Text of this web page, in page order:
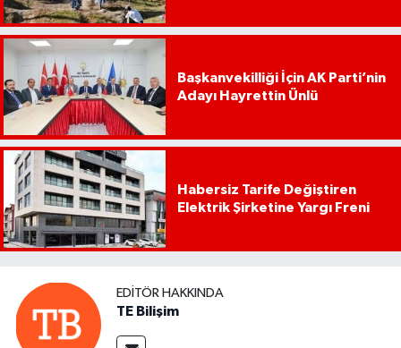
Başkanvekilliği İçin AK Parti’nin
Adayı Hayrettin Ünlü
Habersiz Tarife Değiştiren
Elektrik Şirketine Yargı Freni
EDITÖR HAKKINDA
TE Bilişim